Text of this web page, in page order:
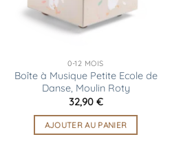
0-12 MOIS
Boîte à Musique Petite Ecole de
Danse, Moulin Roty
32,90 €
AJOUTER AU PANIER